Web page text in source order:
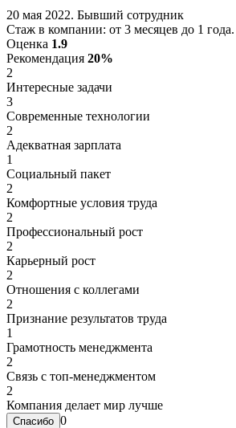
20 мая 2022. Бывший сотрудник
Стаж в компании: от 3 месяцев до 1 года.
Оценка 1.9
Рекомендация 20%
2
Интересные задачи
3
Современные технологии
2
Адекватная зарплата
1
Социальный пакет
2
Комфортные условия труда
2
Профессиональный рост
2
Карьерный рост
2
Отношения с коллегами
2
Признание результатов труда
1
Грамотность менеджмента
2
Связь с топ-менеджментом
2
Компания делает мир лучше
0